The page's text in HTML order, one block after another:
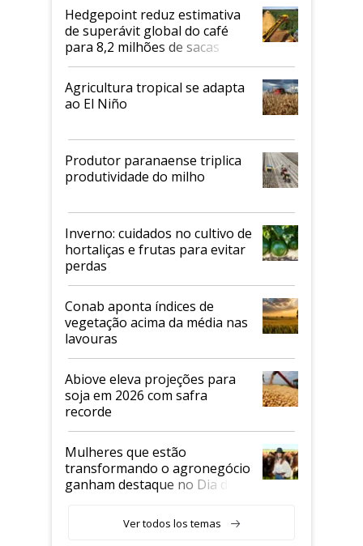
Hedgepoint reduz estimativa
de superávit global do café
para 8,2 milhões de sacas
Agricultura tropical se adapta
ao El Niño
Produtor paranaense triplica
produtividade do milho
Inverno: cuidados no cultivo de
hortaliças e frutas para evitar
perdas
Conab aponta índices de
vegetação acima da média nas
lavouras
Abiove eleva projeções para
soja em 2026 com safra
recorde
Mulheres que estão
transformando o agronegócio
ganham destaque no Dia do
Ver todos los temas